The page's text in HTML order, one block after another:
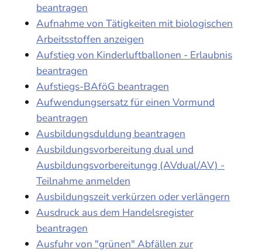
beantragen
Aufnahme von Tätigkeiten mit biologischen
Arbeitsstoffen anzeigen
Aufstieg von Kinderluftballonen - Erlaubnis
beantragen
Aufstiegs-BAföG beantragen
Aufwendungsersatz für einen Vormund
beantragen
Ausbildungsduldung beantragen
Ausbildungsvorbereitung dual und
Ausbildungsvorbereitungg (AVdual/AV) -
Teilnahme anmelden
Ausbildungszeit verkürzen oder verlängern
Ausdruck aus dem Handelsregister
beantragen
Ausfuhr von "grünen" Abfällen zur